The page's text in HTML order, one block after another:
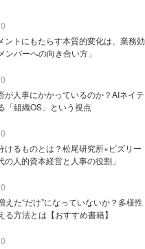
ントにもたらす本質的変化は、業務効
ンバーへの向き合い方」
が人事にかかっているのか？AIネイテ
「組織OS」という視点
けるものとは？松尾研究所×ビズリー
人的資本経営と人事の役割」
えた“だけ”になっていないか？多様性
る方法とは【おすすめ書籍】